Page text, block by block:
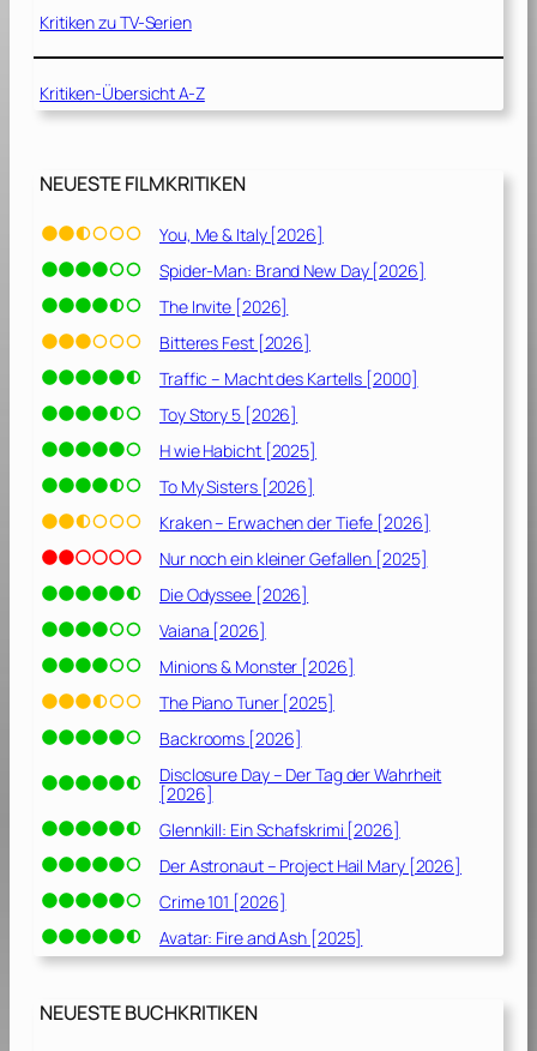
Kritiken zu TV-Serien
Kritiken-Übersicht A-Z
NEUESTE FILMKRITIKEN
You, Me & Italy [2026]
Spider-Man: Brand New Day [2026]
The Invite [2026]
Bitteres Fest [2026]
Traffic – Macht des Kartells [2000]
Toy Story 5 [2026]
H wie Habicht [2025]
To My Sisters [2026]
Kraken – Erwachen der Tiefe [2026]
Nur noch ein kleiner Gefallen [2025]
Die Odyssee [2026]
Vaiana [2026]
Minions & Monster [2026]
The Piano Tuner [2025]
Backrooms [2026]
Disclosure Day – Der Tag der Wahrheit
[2026]
Glennkill: Ein Schafskrimi [2026]
Der Astronaut – Project Hail Mary [2026]
Crime 101 [2026]
Avatar: Fire and Ash [2025]
NEUESTE BUCHKRITIKEN